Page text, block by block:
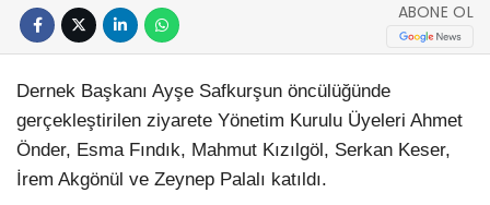
ABONE OL
Dernek Başkanı Ayşe Safkurşun öncülüğünde
gerçekleştirilen ziyarete Yönetim Kurulu Üyeleri Ahmet
Önder, Esma Fındık, Mahmut Kızılgöl, Serkan Keser,
İrem Akgönül ve Zeynep Palalı katıldı.